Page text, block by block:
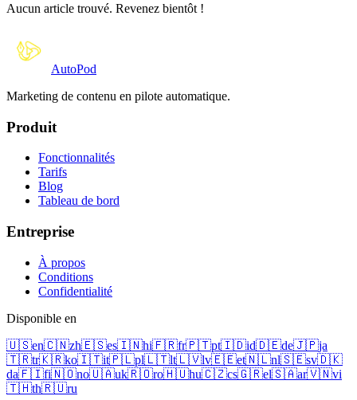
Aucun article trouvé. Revenez bientôt !
AutoPod
Marketing de contenu en pilote automatique.
Produit
Fonctionnalités
Tarifs
Blog
Tableau de bord
Entreprise
À propos
Conditions
Confidentialité
Disponible en
🇺🇸en🇨🇳zh🇪🇸es🇮🇳hi🇫🇷fr🇵🇹pt🇮🇩id🇩🇪de🇯🇵ja
🇹🇷tr🇰🇷ko🇮🇹it🇵🇱pl🇱🇹lt🇱🇻lv🇪🇪et🇳🇱nl🇸🇪sv🇩🇰
da🇫🇮fi🇳🇴no🇺🇦uk🇷🇴ro🇭🇺hu🇨🇿cs🇬🇷el🇸🇦ar🇻🇳vi
🇹🇭th🇷🇺ru